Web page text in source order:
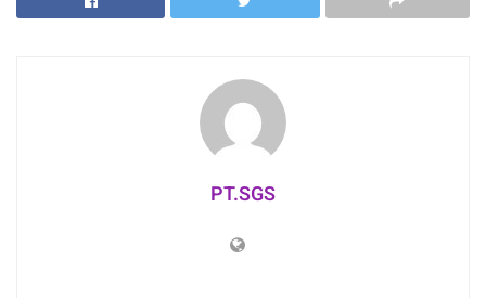
PT.SGS